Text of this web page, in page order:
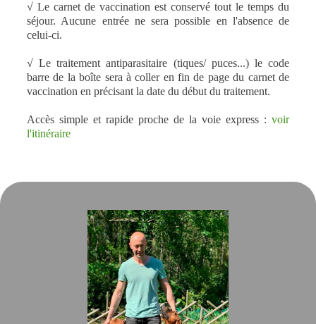
√ Le carnet de vaccination est conservé tout le temps du
séjour. Aucune entrée ne sera possible en l'absence de
celui-ci.
√ Le traitement antiparasitaire (tiques/ puces...) le code
barre de la boîte sera à coller en fin de page du carnet de
vaccination en précisant la date du début du traitement.
Accès simple et rapide proche de la voie express : voir
l'itinéraire